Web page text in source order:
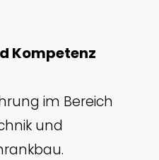
Kompetenz
im Bereich
und